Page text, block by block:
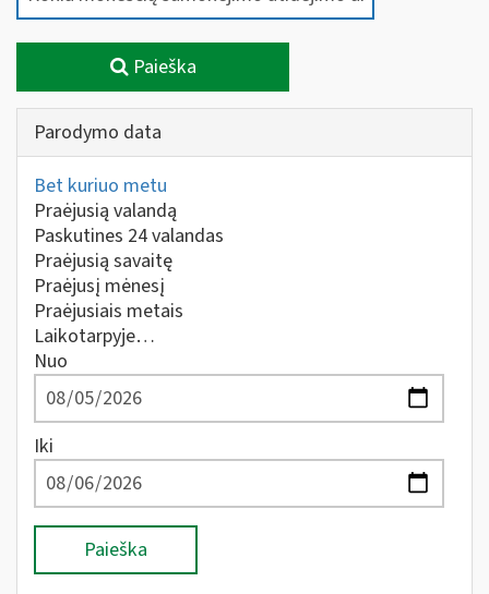
Paieška
Parodymo data
Bet kuriuo metu
Praėjusią valandą
Paskutines 24 valandas
Praėjusią savaitę
Praėjusį mėnesį
Praėjusiais metais
Laikotarpyje…
Nuo
Iki
Paieška